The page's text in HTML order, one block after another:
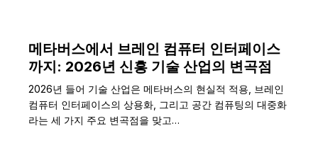
메타버스에서 브레인 컴퓨터 인터페이스
까지: 2026년 신흥 기술 산업의 변곡점
2026년 들어 기술 산업은 메타버스의 현실적 적용, 브레인
컴퓨터 인터페이스의 상용화, 그리고 공간 컴퓨팅의 대중화
라는 세 가지 주요 변곡점을 맞고…